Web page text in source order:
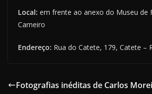
Local: em frente ao anexo do Museu de
Carneiro
Endereço: Rua do Catete, 179, Catete –
Fotografias inéditas de Carlos